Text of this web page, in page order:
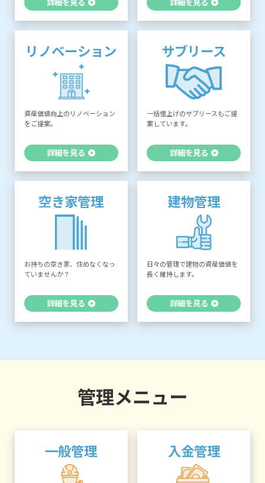
リノベーション
資産価値向上のリノベーション
をご提案。
詳細を見る
サブリース
一括借上げのサブリースもご提
案しています。
詳細を見る
空き家管理
お持ちの空き家、住めなくなっ
ていませんか？
詳細を見る
建物管理
日々の管理で建物の資産価値を
長く維持します。
詳細を見る
管理メニュー
一般管理 入金管理